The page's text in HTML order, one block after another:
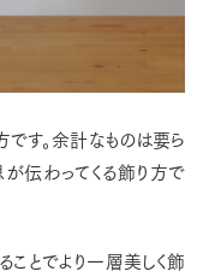
す。余計なものは要ら
伝わってくる飾り方で
とでより一層美しく飾